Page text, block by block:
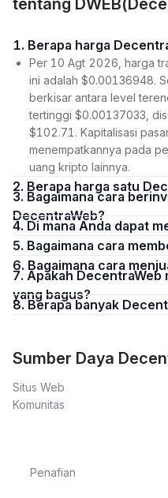
tentang
1. Berapa harga
Per 10 Agt 2026, harga
ini adalah $0.00136948.
berkisar antara level
tertinggi $0.00137033,
$102.71. Kapitalisasi
menempatkannya pada
uang kripto lainnya.
2. Berapa harga satu
3. Bagaimana cara berinvestasi dalam
DecentraWeb?
4. Di mana Anda dapat
5. Bagaimana cara
6. Bagaimana cara
7. Apakah DecentraWeb merupakan investasi
yang bagus?
8. Berapa banyak
Sumber Daya
Situs Web
Komunitas
Penafian